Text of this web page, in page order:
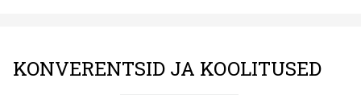
KONVERENTSID JA KOOLITUSED